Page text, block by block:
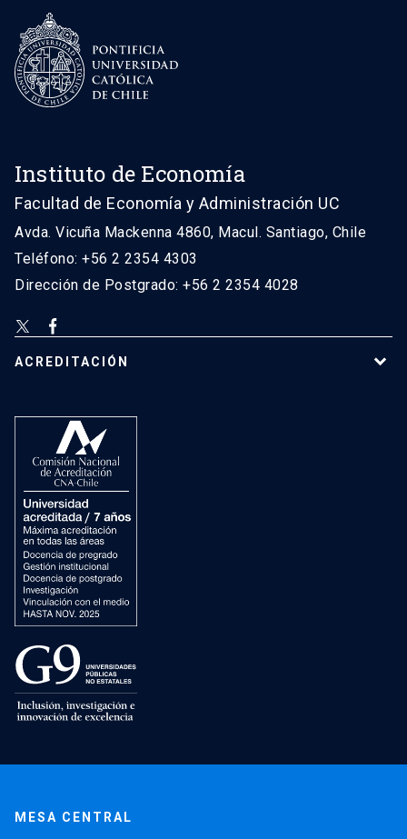
Instituto de Economía
Facultad de Economía y Administración UC
Avda. Vicuña Mackenna 4860, Macul. Santiago, Chile
Teléfono: +56 2 2354 4303
Dirección de Postgrado: +56 2 2354 4028
ACREDITACIÓN
MESA CENTRAL